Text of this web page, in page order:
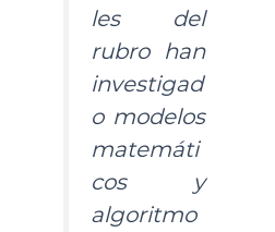
les del
rubro han
investigad
o modelos
matemáti
cos y
algoritmo